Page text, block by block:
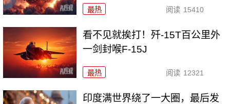
最热 阅读 15410
看不见就挨打！歼-15T百公里外
一剑封喉F-15J
最热 阅读 12321
印度满世界绕了一大圈，最后发